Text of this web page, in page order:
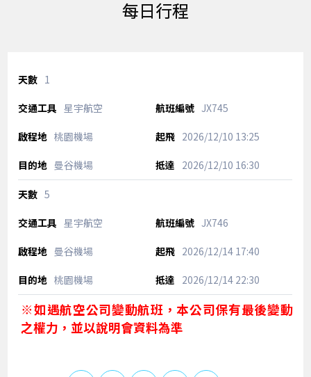
每日行程
1
星宇航空 JX745
桃園機場 2026/12/10 13:25
曼谷機場 2026/12/10 16:30
5
星宇航空 JX746
曼谷機場 2026/12/1417:40
桃園機場 2026/12/1422:30
※如遇航空公司變動航班，本公司保有最後變動
之權力，並以說明會資料為準